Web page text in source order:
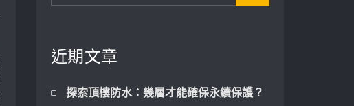
近期文章
探索頂樓防水：幾層才能確保永續保護？